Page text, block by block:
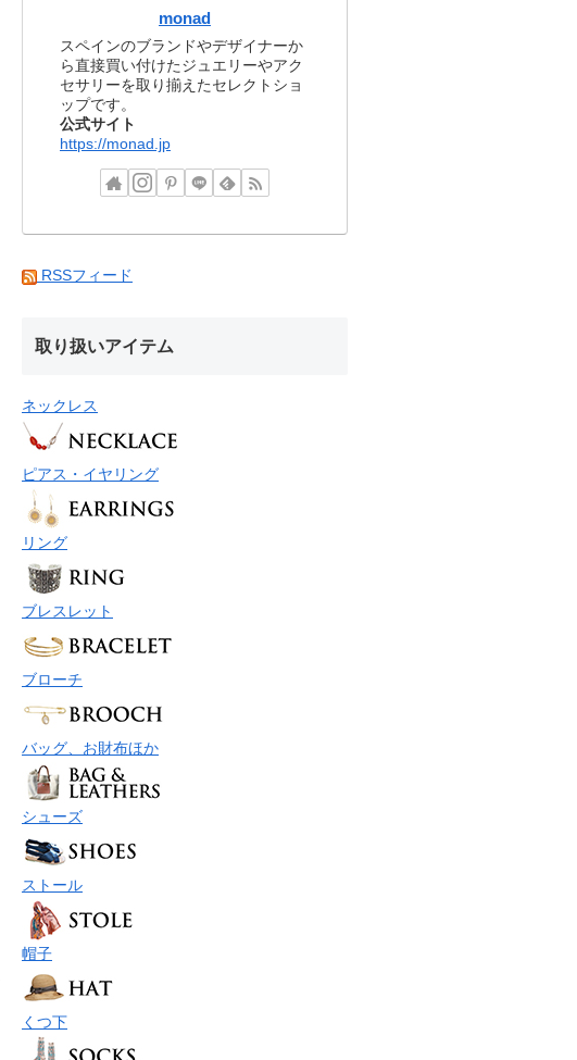
monad
スペインのブランドやデザイナーか
ら直接買い付けたジュエリーやアク
セサリーを取り揃えたセレクトショ
ップです。
公式サイト
https://monad.jp
RSSフィード
取り扱いアイテム
ネックレス
ピアス・イヤリング
リング
ブレスレット
ブローチ
バッグ、お財布ほか
シューズ
ストール
帽子
くつ下